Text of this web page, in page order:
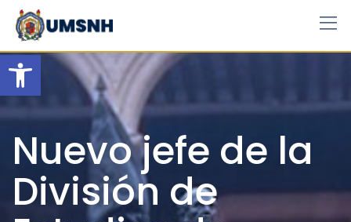
Open toolbar
Skip
content
Nuevo jefe de la
División de